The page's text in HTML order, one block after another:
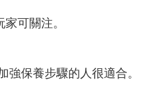
可關注。
保養步驟的人很適合。